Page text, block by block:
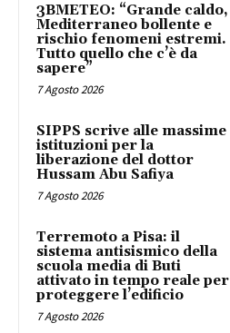
3BMETEO: “Grande caldo,
Mediterraneo bollente e
rischio fenomeni estremi.
Tutto quello che c’è da
sapere”
7 Agosto 2026
SIPPS scrive alle massime
istituzioni per la
liberazione del dottor
Hussam Abu Safiya
7 Agosto 2026
Terremoto a Pisa: il
sistema antisismico della
scuola media di Buti
attivato in tempo reale per
proteggere l’edificio
7 Agosto 2026